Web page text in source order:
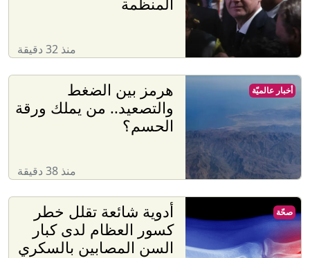
منذ 32 دقيقة
هرمز بين الضغط
والتصعيد.. من يملك ورقة
الحسم؟
منذ 38 دقيقة
أخبار عالميّة
أدوية شائعة تقلل خطر
كسور العظام لدى كبار
السن المصابين بالسكري
صحّة